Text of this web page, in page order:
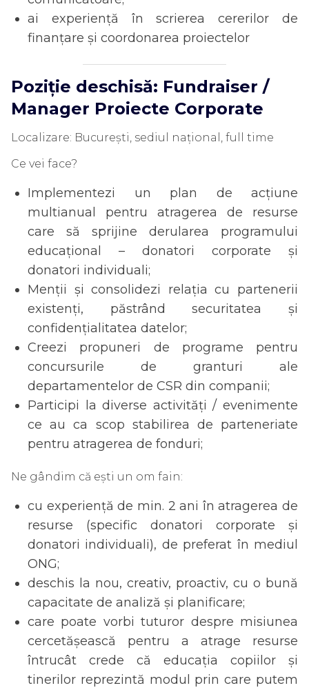
ai experiență în scrierea cererilor de
finanțare și coordonarea proiectelor
Poziție deschisă: Fundraiser /
Manager Proiecte Corporate
Localizare: București, sediul național, full time
Ce vei face?
Implementezi un plan de acțiune
multianual pentru atragerea de resurse
care să sprijine derularea programului
educațional – donatori corporate și
donatori individuali;
Menții și consolidezi relația cu partenerii
existenți, păstrând securitatea și
confidențialitatea datelor;
Creezi propuneri de programe pentru
concursurile de granturi ale
departamentelor de CSR din companii;
Participi la diverse activități / evenimente
ce au ca scop stabilirea de parteneriate
pentru atragerea de fonduri;
Ne gândim că ești un om fain:
cu experiență de min. 2 ani în atragerea de
resurse (specific donatori corporate și
donatori individuali), de preferat în mediul
ONG;
deschis la nou, creativ, proactiv, cu o bună
capacitate de analiză și planificare;
care poate vorbi tuturor despre misiunea
cercetășească pentru a atrage resurse
întrucât crede că educația copiilor și
tinerilor reprezintă modul prin care putem